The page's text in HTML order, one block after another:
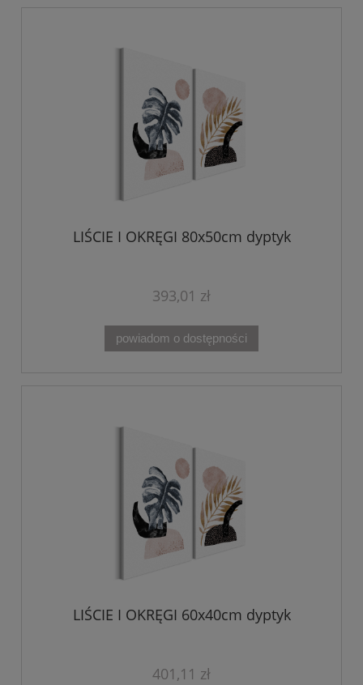
LIŚCIE I OKRĘGI 80x50cm dyptyk
393,01 zł
powiadom o dostępności
LIŚCIE I OKRĘGI 60x40cm dyptyk
401,11 zł